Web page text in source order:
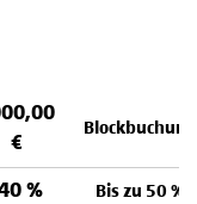
€
Blockbuchung
% Bis zu 50 %